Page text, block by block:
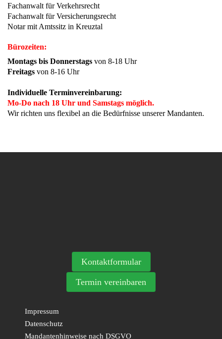
Fachanwalt für Verkehrsrecht
Fachanwalt für Versicherungsrecht
Notar mit Amtssitz in Kreuztal
Bürozeiten:
Montags bis Donnerstags von 8-18 Uhr
Freitags von 8-16 Uhr
Individuelle Terminvereinbarung:
Mo-Do nach 18 Uhr und Samstags möglich.
Wir richten uns flexibel an die Bedürfnisse unserer Mandanten.
Kontaktformular
Termin vereinbaren
Impressum
Datenschutz
Mandantenhinweise nach DSGVO